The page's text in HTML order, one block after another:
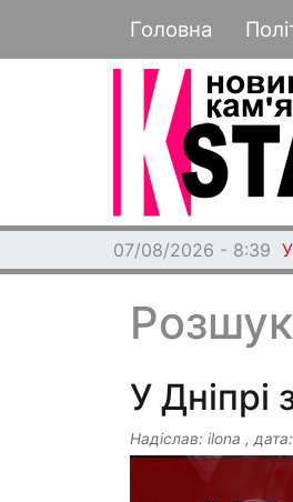
Головна
07/08/2026 - 8:39
Розшук
У Дніпрі
Надіслав: ilona , дата: